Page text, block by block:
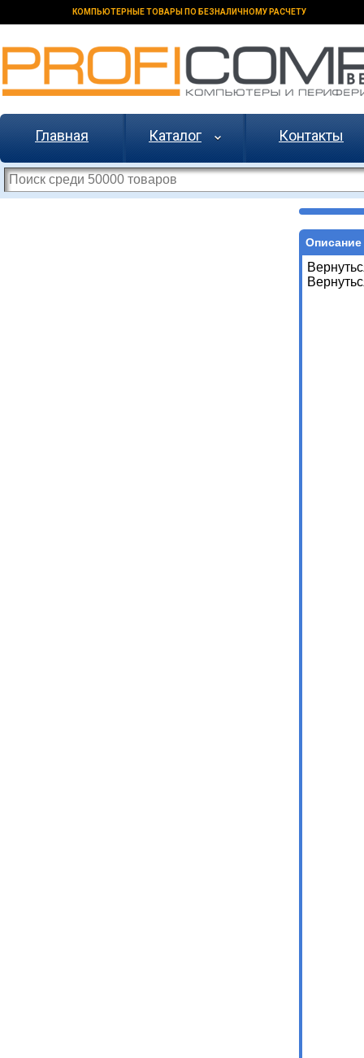
КОМПЬЮТЕРНЫЕ ТОВАРЫ ПО БЕЗНАЛИЧНОМУ РАСЧЕТУ
Главная Каталог Контакты
Описание